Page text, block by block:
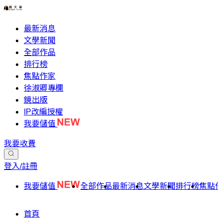
最新消息
文學新聞
全部作品
排行榜
焦點作家
徐淑卿專欄
鏡出版
IP改編授權
我要儲值
我要收費
登入/註冊
我要儲值 全部作品最新消息文學新聞排行榜焦點
首頁